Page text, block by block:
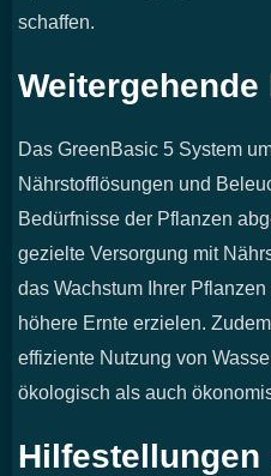
schaffen.
Das GreenBasic 5 System
Nährstofflösungen und
Bedürfnisse der Pflanzen
gezielte Versorgung mit
das Wachstum Ihrer
höhere Ernte erzielen.
effiziente Nutzung von
ökologisch als auch
Hilfestellungen